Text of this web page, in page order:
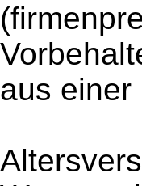
aus einer